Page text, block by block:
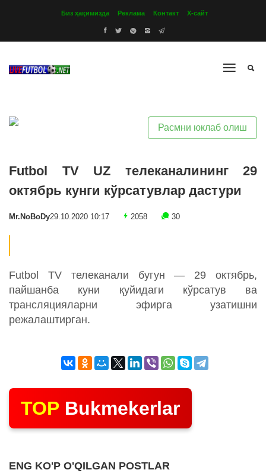
Биз ҳақимизда Реклама Контакт Х-сайт
Расмни юклаб олиш
Futbol TV UZ телеканалининг 29
октябрь кунги кўрсатувлар дастури
Mr.NoBoDy29.10.2020 10:17 2058 30
Futbol TV телеканали бугун — 29 октябрь,
пайшанба куни қуйидаги кўрсатув ва
трансляцияларни эфирга узатишни
режалаштирган.
TOP Bukmekerlar
ENG KO'P O'QILGAN POSTLAR